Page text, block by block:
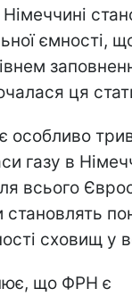
Німеччині
ємності,
ця
особливо
газу в
всього
становлять
сховищ у
що ФРН є